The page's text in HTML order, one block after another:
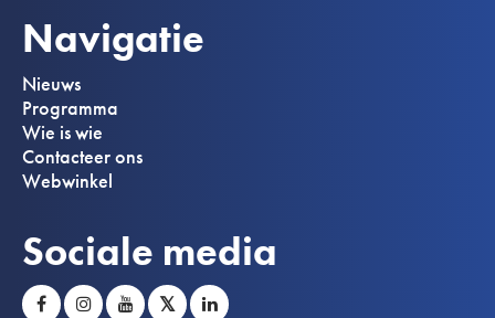
Navigatie
Nieuws
Programma
Wie is wie
Contacteer ons
Webwinkel
Sociale media
𝕏